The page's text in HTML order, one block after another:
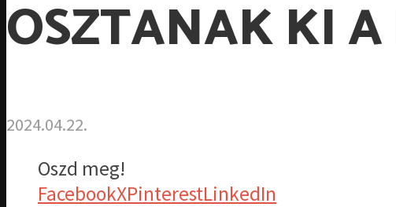
OSZTANAK KI
2024.04.22.
Oszd meg!
FacebookXPinterestLinkedIn